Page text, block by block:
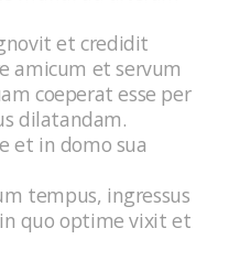
et credidit
amicum et servum
coeperat esse per
dilatandam.
et in domo sua
tempus, ingressus
quo optime vixit et